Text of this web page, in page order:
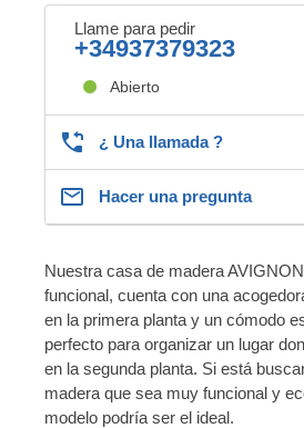
Llame para pedir
+34937379323
Abierto
¿ Una llamada ?
Hacer una pregunta
Nuestra casa de madera
funcional, cuenta con una
en la primera planta y un cómodo
perfecto para organizar un lugar
en la segunda planta. Si está
madera que sea muy funcional y
modelo podría ser el ideal.